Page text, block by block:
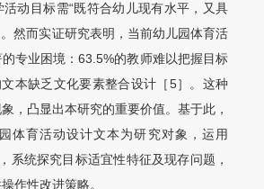
动目标需“既符合幼儿现有水平，又具
然而实证研究表明，当前幼儿园体育活
专业困境：63.5%的教师难以把握目标
本缺乏文化要素整合设计［5］。这种
，凸显出本研究的重要价值。基于此，
体育活动设计文本为研究对象，运用
系统探究目标适宜性特征及现存问题，
作性改进策略。